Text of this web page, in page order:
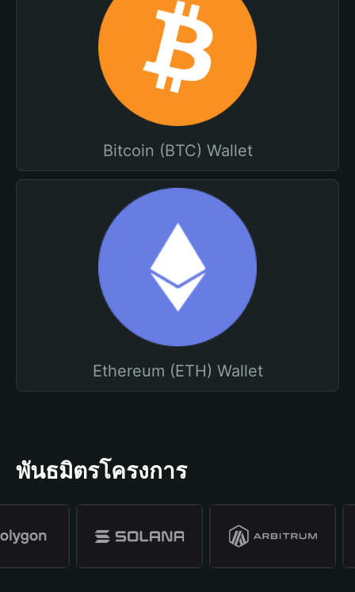
Bitcoin (BTC) Wallet
Ethereum (ETH) Wallet
พันธมิตรโครงการ